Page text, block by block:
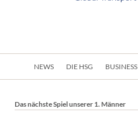
Navigation
NEWS DIE HSG BUSINESS
Das nächste Spiel unserer 1. Männer